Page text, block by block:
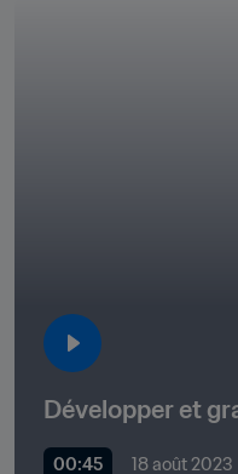
Développer et
00:45 18 août 2023